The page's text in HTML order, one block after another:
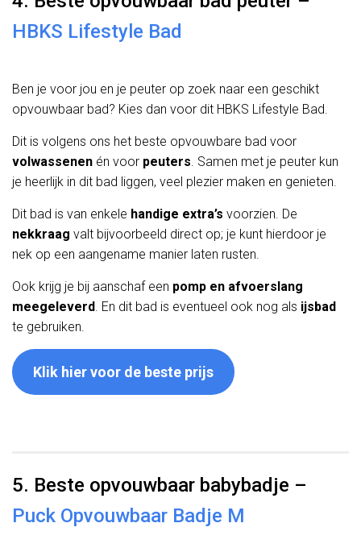
HBKS Lifestyle Bad
Ben je voor jou en je peuter op zoek naar een geschikt
opvouwbaar bad? Kies dan voor dit HBKS Lifestyle Bad.
Dit is volgens ons het beste opvouwbare bad voor
volwassenen én voor peuters. Samen met je peuter kun
je heerlijk in dit bad liggen, veel plezier maken en genieten.
Dit bad is van enkele handige extra’s voorzien. De
nekkraag valt bijvoorbeeld direct op; je kunt hierdoor je
nek op een aangename manier laten rusten.
Ook krijg je bij aanschaf een pomp en afvoerslang
meegeleverd. En dit bad is eventueel ook nog als ijsbad
te gebruiken.
Klik hier voor de beste prijs
5. Beste opvouwbaar babybadje –
Puck Opvouwbaar Badje M